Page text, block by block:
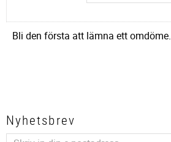
Bli den första att lämna ett omdöme.
Nyhetsbrev